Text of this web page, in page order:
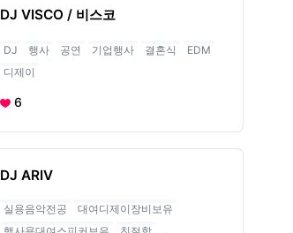
DJ VISCO / 비스코
DJ 행사 공연 기업행사 결혼식
EDM
디제이
6
DJ ARIV
실용음악전공
대여디제이장비보유